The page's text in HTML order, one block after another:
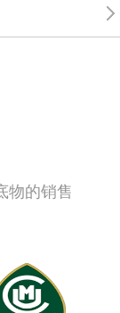
物的销售